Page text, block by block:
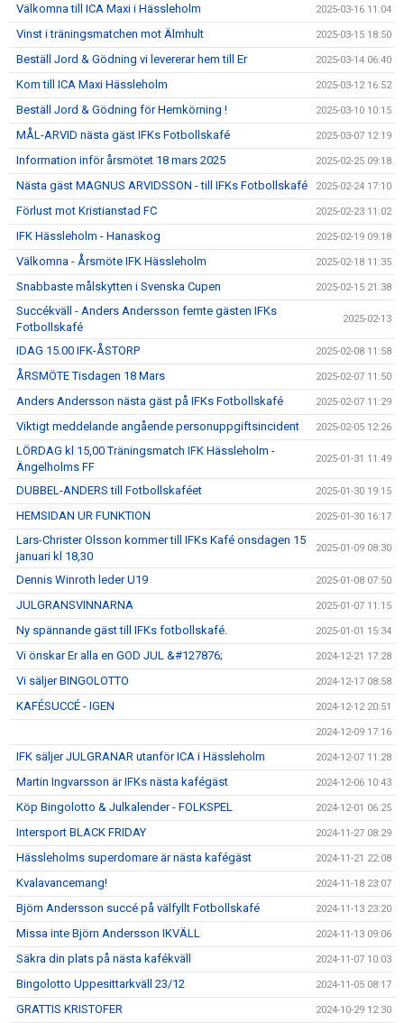
Välkomna till ICA Maxi i Hässleholm 2025-03-16 11:04
Vinst i träningsmatchen mot Älmhult 2025-03-15 18:50
Beställ Jord & Gödning vi levererar hem till Er 2025-03-14 06:40
Kom till ICA Maxi Hässleholm 2025-03-12 16:52
Beställ Jord & Gödning för Hemkörning ! 2025-03-10 10:15
MÅL-ARVID nästa gäst IFKs Fotbollskafé 2025-03-07 12:19
Information inför årsmötet 18 mars 2025 2025-02-25 09:18
Nästa gäst MAGNUS ARVIDSSON - till IFKs Fotbollskafé 2025-02-24 17:10
Förlust mot Kristianstad FC 2025-02-23 11:02
IFK Hässleholm - Hanaskog 2025-02-19 09:18
Välkomna - Årsmöte IFK Hässleholm 2025-02-18 11:35
Snabbaste målskytten i Svenska Cupen 2025-02-15 21:38
Succékväll - Anders Andersson femte gästen IFKs
Fotbollskafé
2025-02-13
IDAG 15.00 IFK-ÅSTORP 2025-02-08 11:58
ÅRSMÖTE Tisdagen 18 Mars 2025-02-07 11:50
Anders Andersson nästa gäst på IFKs Fotbollskafé 2025-02-07 11:29
Viktigt meddelande angående personuppgiftsincident 2025-02-05 12:26
LÖRDAG kl 15,00 Träningsmatch IFK Hässleholm -
Ängelholms FF
2025-01-31 11:49
DUBBEL-ANDERS till Fotbollskaféet 2025-01-30 19:15
HEMSIDAN UR FUNKTION 2025-01-30 16:17
Lars-Christer Olsson kommer till IFKs Kafé onsdagen 15
januari kl 18,30
2025-01-09 08:30
Dennis Winroth leder U19 2025-01-08 07:50
JULGRANSVINNARNA 2025-01-07 11:15
Ny spännande gäst till IFKs fotbollskafé. 2025-01-01 15:34
Vi önskar Er alla en GOD JUL &#127876; 2024-12-21 17:28
Vi säljer BINGOLOTTO 2024-12-17 08:58
KAFÉSUCCÉ - IGEN 2024-12-12 20:51
2024-12-09 17:16
IFK säljer JULGRANAR utanför ICA i Hässleholm 2024-12-07 11:28
Martin Ingvarsson är IFKs nästa kafégäst 2024-12-06 10:43
Köp Bingolotto & Julkalender - FOLKSPEL 2024-12-01 06:25
Intersport BLACK FRIDAY 2024-11-27 08:29
Hässleholms superdomare är nästa kafégäst 2024-11-21 22:08
Kvalavancemang! 2024-11-18 23:07
Björn Andersson succé på välfyllt Fotbollskafé 2024-11-13 23:20
Missa inte Björn Andersson IKVÄLL 2024-11-13 09:06
Säkra din plats på nästa kafékväll 2024-11-07 10:03
Bingolotto Uppesittarkväll 23/12 2024-11-05 08:17
GRATTIS KRISTOFER 2024-10-29 12:30